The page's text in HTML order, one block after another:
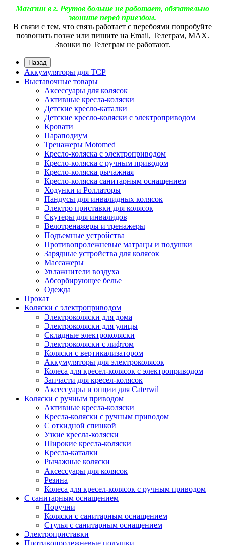
Магазин в г. Реутов больше не работает, обязательно
звоните перед приездом.
В связи с тем, что связь работает с перебоями попробуйте
позвонить позже или пишите на Email, Телеграм, МАХ.
Звонки по Телеграм не работают.
Назад
Аккумуляторы для ТСР
Выставочные товары
Аксессуары для колясок
Активные кресла-коляски
Детские кресло-каталки
Детские кресло-коляски с электроприводом
Кровати
Параподиум
Тренажеры Motomed
Кресло-коляска с электроприводом
Кресло-коляска с ручным приводом
Кресло-коляска рычажная
Кресло-коляска санитарным оснащением
Ходунки и Роллаторы
Пандусы для инвалидных колясок
Электро приставки для колясок
Скутеры для инвалидов
Велотренажеры и тренажеры
Подъемные устройства
Противопролежневые матрацы и подушки
Зарядные устройства для колясок
Массажеры
Увлажнители воздуха
Абсорбирующее белье
Одежда
Прокат
Коляски с электроприводом
Электроколяски для дома
Электроколяски для улицы
Складные электроколяски
Электроколяски с лифтом
Коляски с вертикализатором
Аккумуляторы для электроколясок
Колеса для кресел-колясок с электроприводом
Запчасти для кресел-колясок
Аксессуары и опции для Caterwil
Коляски с ручным приводом
Активные кресла-коляски
Кресла-коляски с ручным приводом
С откидной спинкой
Узкие кресла-коляски
Широкие кресла-коляски
Кресла-каталки
Рычажные коляски
Аксессуары для колясок
Резина
Колеса для кресел-колясок с ручным приводом
С санитарным оснащением
Поручни
Коляски с санитарным оснащением
Стулья с санитарным оснащением
Электроприставки
Противопролежневые подушки